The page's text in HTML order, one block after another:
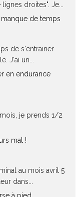
droites". Je...
de temps
de s'entrainer
J'ai un...
en endurance
je prends 1/2
mal !
au mois avril 5
dans...